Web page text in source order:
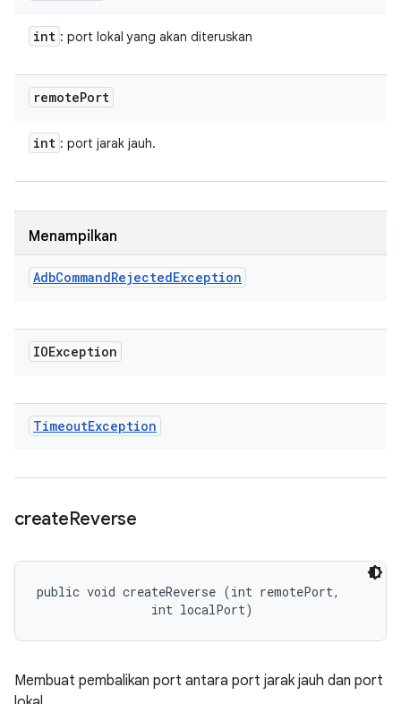
int : port lokal yang akan diteruskan
remotePort
int : port jarak jauh.
Menampilkan
AdbCommandRejectedException
IOException
TimeoutException
createReverse
public void createReverse (int remotePort,
                int localPort)
Membuat pembalikan port antara port jarak jauh dan port